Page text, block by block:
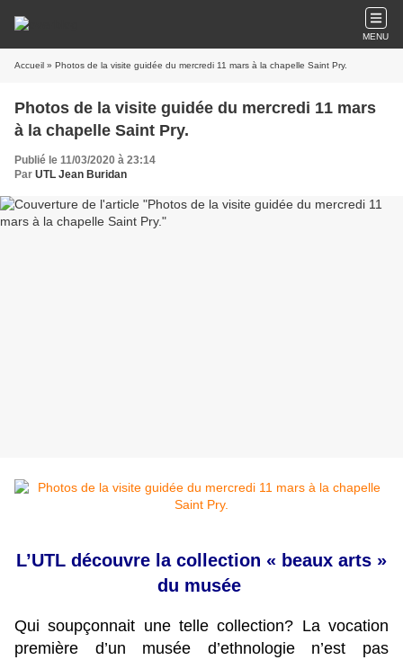
MENU
Accueil » Photos de la visite guidée du mercredi 11 mars à la chapelle Saint Pry.
Photos de la visite guidée du mercredi 11 mars
à la chapelle Saint Pry.
Publié le 11/03/2020 à 23:14
Par UTL Jean Buridan
L’UTL découvre la collection « beaux arts »
du musée
Qui soupçonnait une telle collection? La vocation
première d’un musée d’ethnologie n’est pas